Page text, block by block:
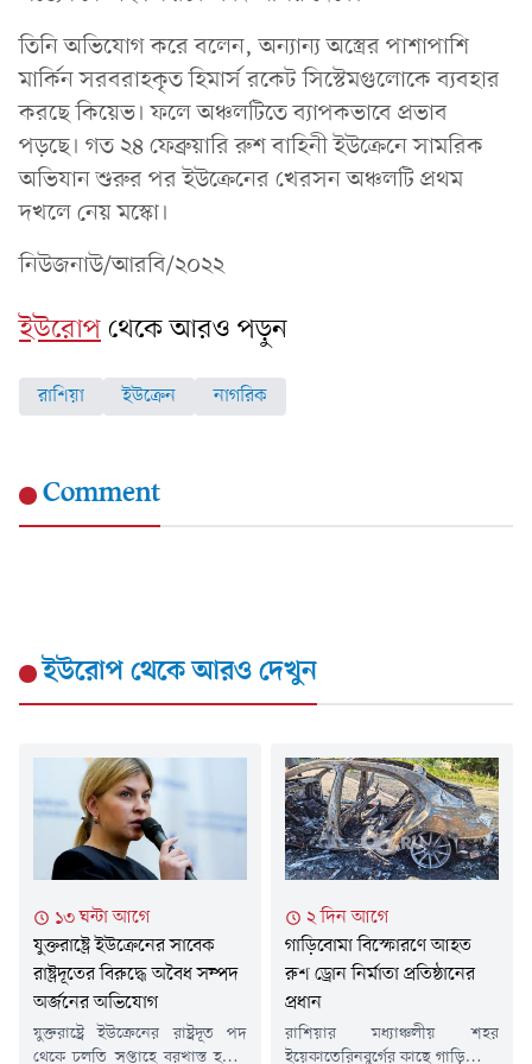
তিনি অভিযোগ করে বলেন, অন্যান্য অস্ত্রের পাশাপাশি
মার্কিন সরবরাহকৃত হিমার্স রকেট সিস্টেমগুলোকে ব্যবহার
করছে কিয়েভ। ফলে অঞ্চলটিতে ব্যাপকভাবে প্রভাব
পড়ছে। গত ২৪ ফেব্রুয়ারি রুশ বাহিনী ইউক্রেনে সামরিক
অভিযান শুরুর পর ইউক্রেনের খেরসন অঞ্চলটি প্রথম
দখলে নেয় মস্কো।
নিউজনাউ/আরবি/২০২২
ইউরোপথেকে আরও পড়ুন
রাশিয়া ইউক্রেন নাগরিক
Comment
ইউরোপথেকে আরও দেখুন
১৩ ঘন্টা আগে
যুক্তরাষ্ট্রে ইউক্রেনের সাবেক
রাষ্ট্রদূতের বিরুদ্ধে অবৈধ সম্পদ
অর্জনের অভিযোগ
যুক্তরাষ্ট্রে ইউক্রেনের রাষ্ট্রদূত পদ
থেকে চলতি সপ্তাহে বরখাস্ত হওয়া
২ দিন আগে
গাড়িবোমা বিস্ফোরণে আহত
রুশ ড্রোন নির্মাতা প্রতিষ্ঠানের
প্রধান
রাশিয়ার মধ্যাঞ্চলীয় শহর
ইয়েকাতেরিনবুর্গের কাছে গাড়িবোমা